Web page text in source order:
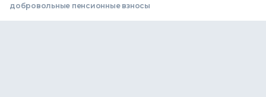
добровольные пенсионные взносы